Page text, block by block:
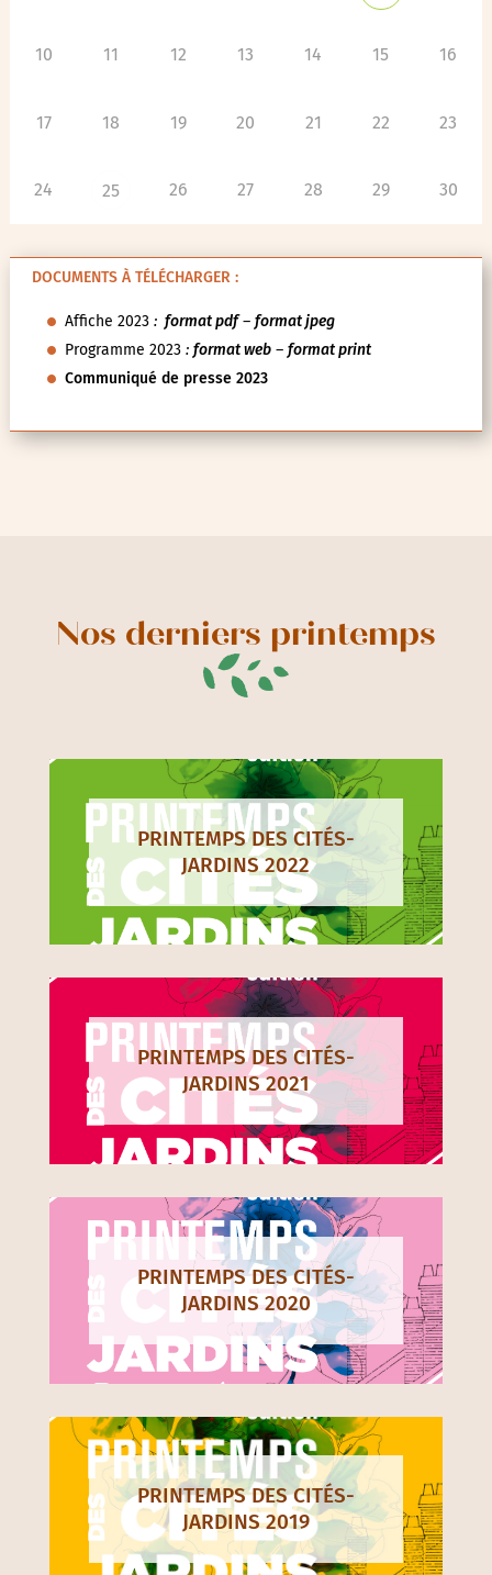
10 11 12 13 14 15 16
17 18 19 20 21 22 23
24 25 26 27 28 29 30
DOCUMENTS À TÉLÉCHARGER :
Affiche 2023: format pdf– format jpeg
Programme 2023 : format web– format print
Communiqué de presse 2023
Nos derniers printemps
PRINTEMPS DES CITÉS-
JARDINS 2022
PRINTEMPS DES CITÉS-
JARDINS 2021
PRINTEMPS DES CITÉS-
JARDINS 2020
PRINTEMPS DES CITÉS-
JARDINS 2019